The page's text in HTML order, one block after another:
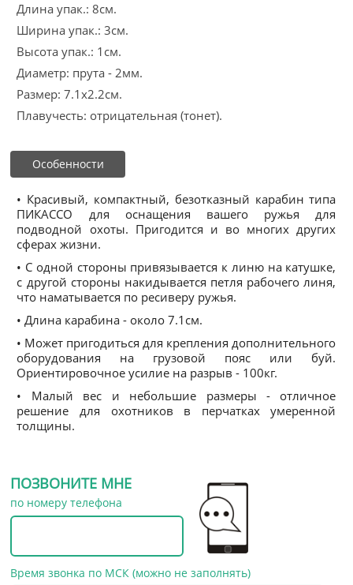
Длина упак.: 8см.
Ширина упак.: 3см.
Высота упак.: 1см.
Диаметр: прута - 2мм.
Размер: 7.1x2.2cм.
Плавучесть: отрицательная (тонет).
Особенности
• Красивый, компактный, безотказный карабин типа
ПИКАССО для оснащения вашего ружья для
подводной охоты. Пригодится и во многих других
сферах жизни.
• С одной стороны привязывается к линю на катушке,
с другой стороны накидывается петля рабочего линя,
что наматывается по ресиверу ружья.
• Длина карабина - около 7.1см.
• Может пригодиться для крепления дополнительного
оборудования на грузовой пояс или буй.
Ориентировочное усилие на разрыв - 100кг.
• Малый вес и небольшие размеры - отличное
решение для охотников в перчатках умеренной
толщины.
ПОЗВОНИТЕ МНЕ
по номеру телефона
Время звонка по МСК (можно не заполнять)